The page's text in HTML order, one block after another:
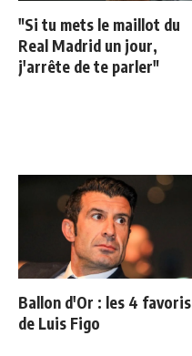
"Si tu mets le maillot du
Real Madrid un jour,
j'arrête de te parler"
Ballon d'Or : les 4 favoris
de Luis Figo